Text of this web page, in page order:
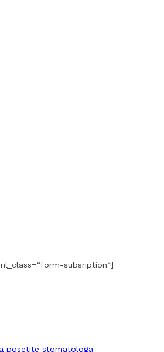
subsription“]
posetite stomatologa